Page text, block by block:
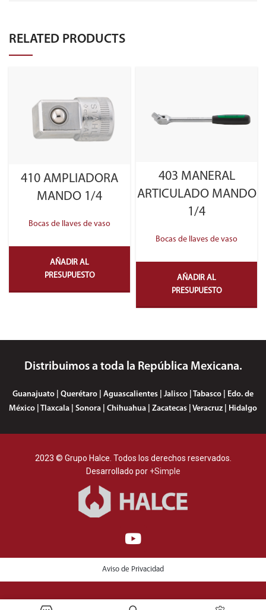
RELATED PRODUCTS
410 AMPLIADORA
MANDO 1/4
Bocas de llaves de vaso
AÑADIR AL
PRESUPUESTO
403 MANERAL
ARTICULADO MANDO
1/4
Bocas de llaves de vaso
AÑADIR AL
PRESUPUESTO
Distribuimos a toda la República Mexicana.
Guanajuato | Querétaro | Aguascalientes | Jalisco | Tabasco | Edo. de
México | Tlaxcala | Sonora | Chihuahua | Zacatecas | Veracruz | Hidalgo
2023 © Grupo Halce. Todos los derechos reservados.
Desarrollado por +Simple
Aviso de Privacidad